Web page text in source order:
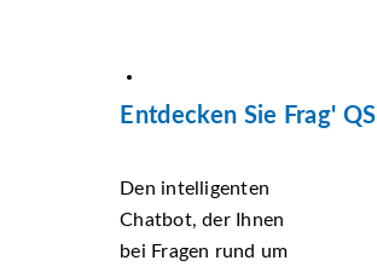
Entdecken Sie Frag' QS
Den intelligenten
Chatbot, der Ihnen
bei Fragen rund um